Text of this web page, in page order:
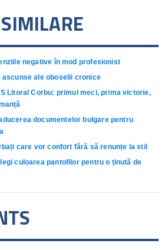
negative în mod profesionist
ascunse ale oboselii cronice
Litoral Corbu: primul meci, prima victorie,
documentelor bulgare pentru
care vor confort fără să renunțe la stil
culoarea pantofilor pentru o ținută de